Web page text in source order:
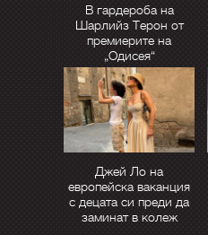
В гардероба на
Шарлийз Терон от
премиерите на
„Одисея“
Джей Ло на
европейска ваканция
с децата си преди да
заминат в колеж